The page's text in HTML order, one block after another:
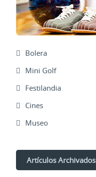
Bolera
Mini Golf
Festilandia
Cines
Museo
Artículos Archivados